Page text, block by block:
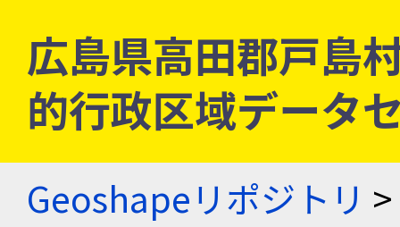
広島県高田郡戸島
的行政区域データ
Geoshapeリポジトリ >